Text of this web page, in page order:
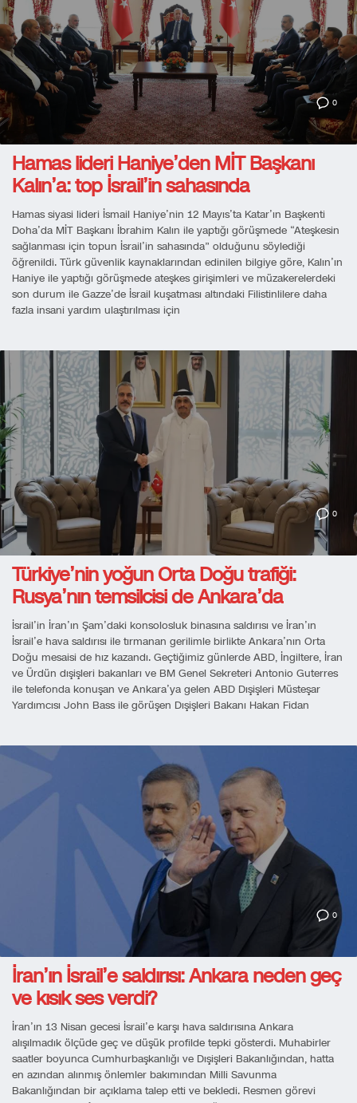
0
Hamas lideri Haniye’den MİT Başkanı
Kalın’a: top İsrail’in sahasında
Hamas siyasi lideri İsmail Haniye’nin 12 Mayıs’ta Katar’ın Başkenti
Doha’da MİT Başkanı İbrahim Kalın ile yaptığı görüşmede “Ateşkesin
sağlanması için topun İsrail’in sahasında” olduğunu söylediği
öğrenildi. Türk güvenlik kaynaklarından edinilen bilgiye göre, Kalın’ın
Haniye ile yaptığı görüşmede ateşkes girişimleri ve müzakerelerdeki
son durum ile Gazze’de İsrail kuşatması altındaki Filistinlilere daha
fazla insani yardım ulaştırılması için
0
Türkiye’nin yoğun Orta Doğu trafiği:
Rusya’nın temsilcisi de Ankara’da
İsrail’in İran’ın Şam’daki konsolosluk binasına saldırısı ve İran’ın
İsrail’e hava saldırısı ile tırmanan gerilimle birlikte Ankara’nın Orta
Doğu mesaisi de hız kazandı. Geçtiğimiz günlerde ABD, İngiltere, İran
ve Ürdün dışişleri bakanları ve BM Genel Sekreteri Antonio Guterres
ile telefonda konuşan ve Ankara’ya gelen ABD Dışişleri Müsteşar
Yardımcısı John Bass ile görüşen Dışişleri Bakanı Hakan Fidan
0
İran’ın İsrail’e saldırısı: Ankara neden geç
ve kısık ses verdi?
İran’ın 13 Nisan gecesi İsrail’e karşı hava saldırısına Ankara
alışılmadık ölçüde geç ve düşük profilde tepki gösterdi. Muhabirler
saatler boyunca Cumhurbaşkanlığı ve Dışişleri Bakanlığından, hatta
en azından alınmış önlemler bakımından Milli Savunma
Bakanlığından bir açıklama talep etti ve bekledi. Resmen görevi